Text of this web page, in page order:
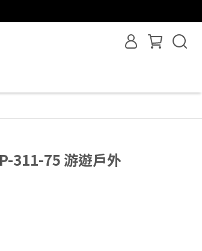
311-75 游遊戶外